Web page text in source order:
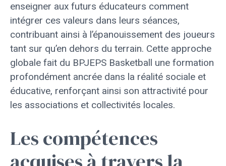
enseigner aux futurs éducateurs comment
intégrer ces valeurs dans leurs séances,
contribuant ainsi à l’épanouissement des joueurs
tant sur qu’en dehors du terrain. Cette approche
globale fait du BPJEPS Basketball une formation
profondément ancrée dans la réalité sociale et
éducative, renforçant ainsi son attractivité pour
les associations et collectivités locales.
Les compétences